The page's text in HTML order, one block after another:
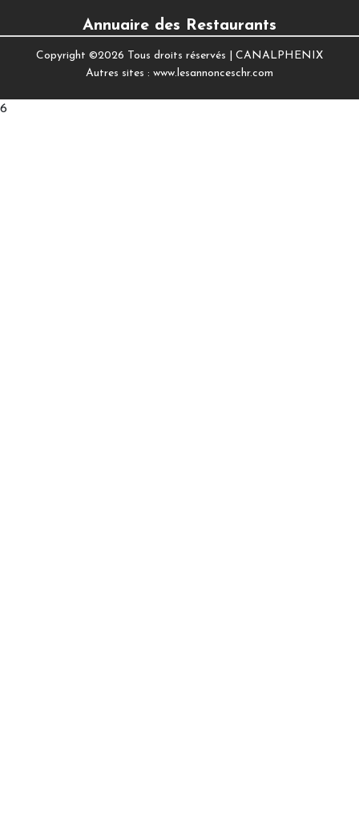
Annuaire des Restaurants
Copyright ©2026 Tous droits réservés | CANALPHENIX
Autres sites : www.lesannonceschr.com
6